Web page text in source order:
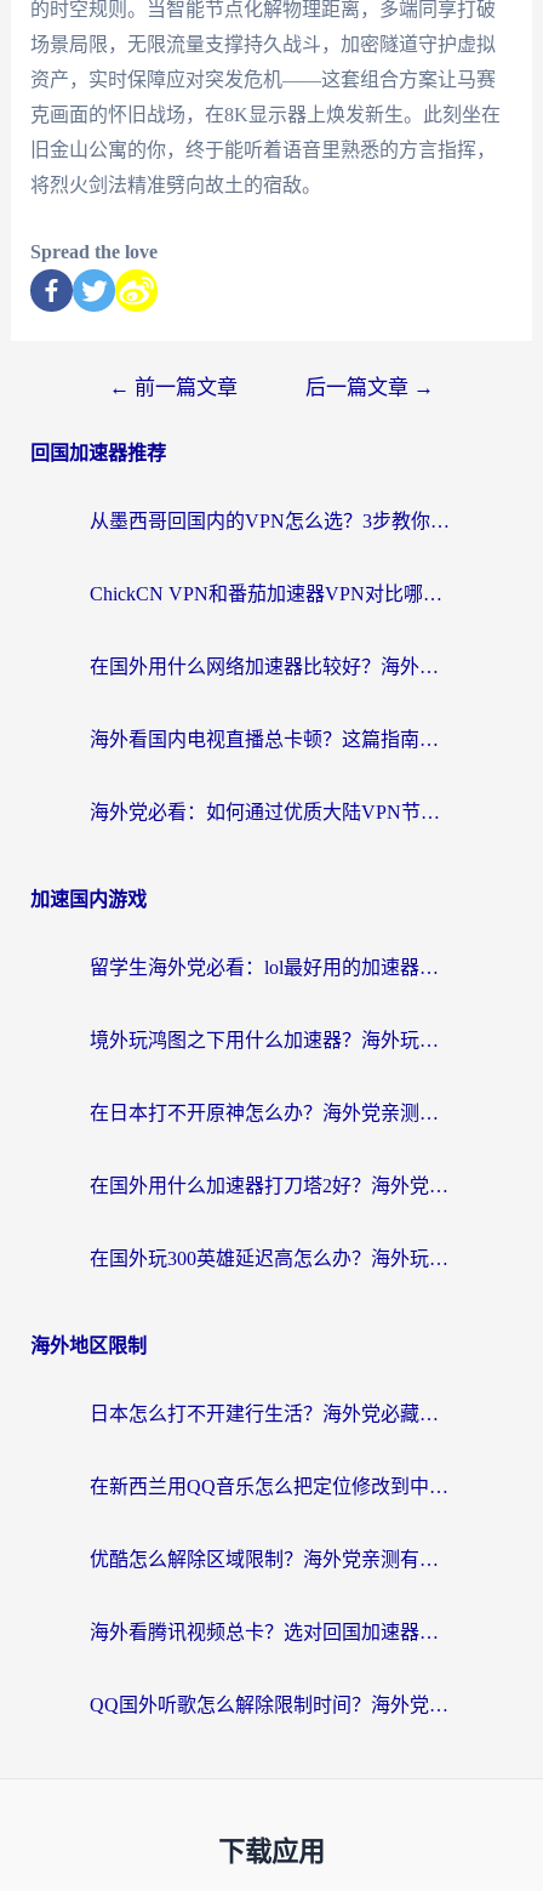
的时空规则。当智能节点化解物理距离，多端同享打破
场景局限，无限流量支撑持久战斗，加密隧道守护虚拟
资产，实时保障应对突发危机——这套组合方案让马赛
克画面的怀旧战场，在8K显示器上焕发新生。此刻坐在
旧金山公寓的你，终于能听着语音里熟悉的方言指挥，
将烈火剑法精准劈向故土的宿敌。
Spread the love
← 前一篇文章 后一篇文章 →
回国加速器推荐
从墨西哥回国内的VPN怎么选？3步教你无缝刷剧、玩国服游戏
ChickCN VPN和番茄加速器VPN对比哪个回国效果更好？海外党亲测后的真实答案
在国外用什么网络加速器比较好？海外党亲测：从痛点到解决方案的全攻略
海外看国内电视直播总卡顿？这篇指南教你选对回国加速器，无缝追剧不发愁
海外党必看：如何通过优质大陆VPN节点无缝访问国内资源？
加速国内游戏
留学生海外党必看：lol最好用的加速器怎么选？附一梦江湖、神鬼传奇加速攻略
境外玩鸿图之下用什么加速器？海外玩家必看的国服游戏加速全攻略
在日本打不开原神怎么办？海外党亲测有效的国服游戏加速指南
在国外用什么加速器打刀塔2好？海外党国服游戏加速避坑指南
在国外玩300英雄延迟高怎么办？海外玩家亲测有效的加速器选择指南
海外地区限制
日本怎么打不开建行生活？海外党必藏的回国加速指南（含丹麦国外影音问题破解）
在新西兰用QQ音乐怎么把定位修改到中国国内？海外党听歌追剧的实用指南
优酷怎么解除区域限制？海外党亲测有效的回国加速器选择指南
海外看腾讯视频总卡？选对回国加速器，还能解决英国1号店定位+欧洲杯CCTV5直播问题
QQ国外听歌怎么解除限制时间？海外党亲测有效的回国加速方案
下载应用